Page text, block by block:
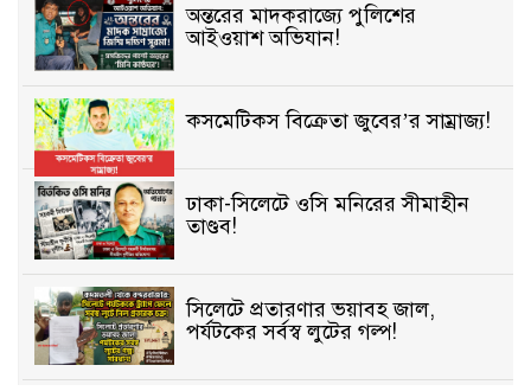
অন্তরের মাদকরাজ্যে পুলিশের
আইওয়াশ অভিযান!
কসমেটিকস বিক্রেতা জুবের’র সাম্রাজ্য!
ঢাকা-সিলেটে ওসি মনিরের সীমাহীন
তাণ্ডব!
সিলেটে প্রতারণার ভয়াবহ জাল,
পর্যটকের সর্বস্ব লুটের গল্প!